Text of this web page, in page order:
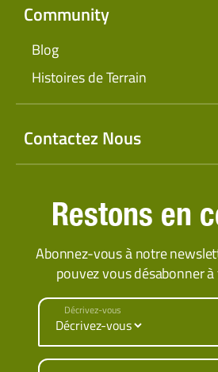
Community
Blog
Histoires de Terrain
Contactez Nous
Restons en
Abonnez-vous à notre
pouvez vous désabonner
Décrivez-vous